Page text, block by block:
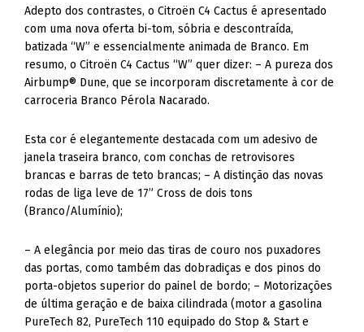
Adepto dos contrastes, o Citroën C4 Cactus é apresentado
com uma nova oferta bi-tom, sóbria e descontraída,
batizada “W” e essencialmente animada de Branco. Em
resumo, o Citroën C4 Cactus “W” quer dizer: – A pureza dos
Airbump® Dune, que se incorporam discretamente à cor de
carroceria Branco Pérola Nacarado.
Esta cor é elegantemente destacada com um adesivo de
janela traseira branco, com conchas de retrovisores
brancas e barras de teto brancas; – A distinção das novas
rodas de liga leve de 17” Cross de dois tons
(Branco/Alumínio);
– A elegância por meio das tiras de couro nos puxadores
das portas, como também das dobradiças e dos pinos do
porta-objetos superior do painel de bordo; – Motorizações
de última geração e de baixa cilindrada (motor a gasolina
PureTech 82, PureTech 110 equipado do Stop & Start e